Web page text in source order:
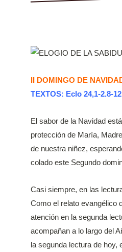
II DOMINGO DE
TEXTOS: Eclo 24,1-2.8-
El sabor de la Navidad
protección de María,
de nuestra niñez,
colado este Segundo
Casi siempre, en las
Como el relato evangélico
atención en la segunda
acompañan a lo largo del
la segunda lectura de hoy,